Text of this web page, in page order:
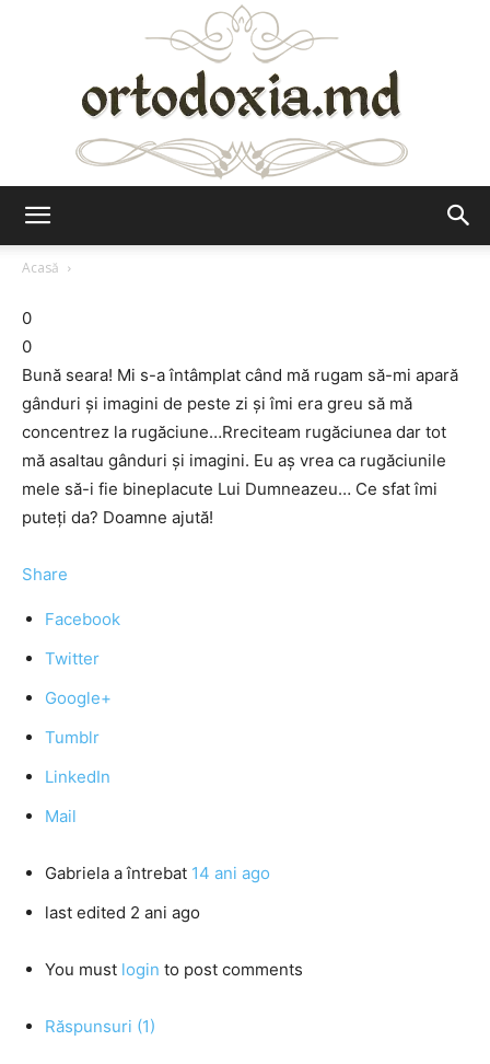
Acasă
0
0
Bună seara! Mi s-a întâmplat când mă rugam să-mi apară
gânduri și imagini de peste zi și îmi era greu să mă
concentrez la rugăciune…Rreciteam rugăciunea dar tot
mă asaltau gânduri și imagini. Eu aș vrea ca rugăciunile
mele să-i fie bineplacute Lui Dumneazeu… Ce sfat îmi
puteți da? Doamne ajută!
Share
Facebook
Twitter
Google+
Tumblr
LinkedIn
Mail
Gabriela a întrebat 14 ani ago
last edited 2 ani ago
You must login to post comments
Răspunsuri (1)